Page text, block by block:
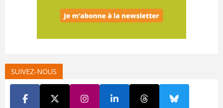
SUIVEZ-NOUS